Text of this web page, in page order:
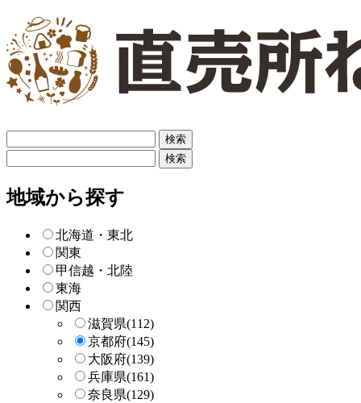
リ
ー
検
索
ー
検
地域から探す
北海道・東北
関東
甲信越・北陸
東海
関西
滋賀県(112)
京都府(145)
大阪府(139)
兵庫県(161)
奈良県(129)